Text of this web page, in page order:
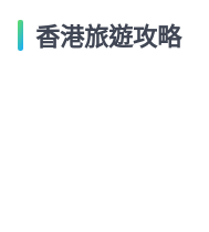
香港旅遊攻略